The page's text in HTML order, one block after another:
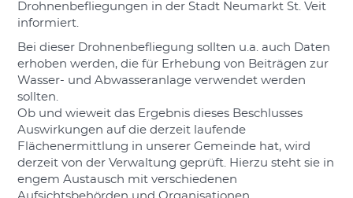
Drohnenbefliegungen in der Stadt Neumarkt St. Veit
informiert.
Bei dieser Drohnenbefliegung sollten u.a. auch Daten
erhoben werden, die für Erhebung von Beiträgen zur
Wasser- und Abwasseranlage verwendet werden
sollten.
Ob und wieweit das Ergebnis dieses Beschlusses
Auswirkungen auf die derzeit laufende
Flächenermittlung in unserer Gemeinde hat, wird
derzeit von der Verwaltung geprüft. Hierzu steht sie in
engem Austausch mit verschiedenen